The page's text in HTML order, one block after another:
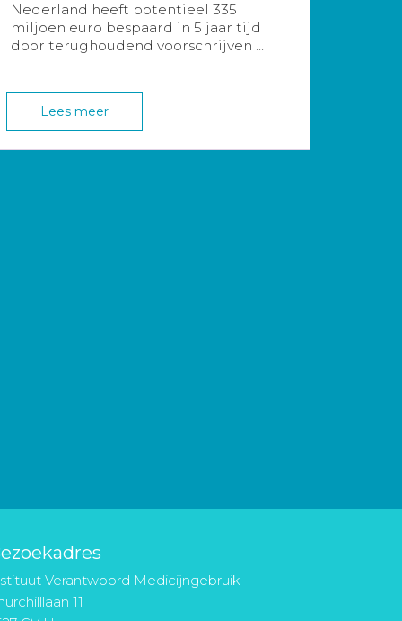
Nederland heeft potentieel 335
miljoen euro bespaard in 5 jaar tijd
door terughoudend voorschrijven ...
Lees meer
Verantwoord Medicijngebruik
11